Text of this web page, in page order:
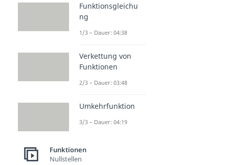
Funktionsgleichu
ng
1/3 – Dauer: 04:38
Verkettung von
Funktionen
2/3 – Dauer: 03:48
Umkehrfunktion
3/3 – Dauer: 04:19
Funktionen
Nullstellen